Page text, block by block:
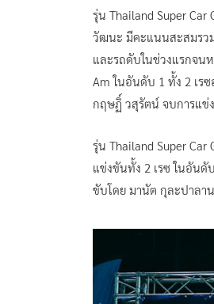
รุ่น Thailand Super
วัฒนะ มีคะแนนสะสมรว
และรถดับในช่วงแรกจน
Am ในอันดับ 1 ทั้ง 2 เร
กฤษฏิ์ วสุรัตน์ จบการแข่
รุ่น Thailand Super Car
แข่งขันทั้ง 2 เรซ ในอันดั
ขับโดย มานัต กุละปาล